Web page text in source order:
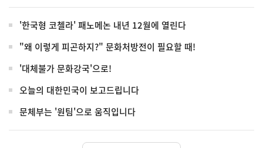
'한국형 코첼라' 패노메논 내년 12월에 열린다
"왜 이렇게 피곤하지?" 문화처방전이 필요할 때!
'대체불가 문화강국'으로!
오늘의 대한민국이 보고드립니다
문체부는 '원팀'으로 움직입니다